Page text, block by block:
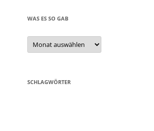
WAS ES SO GAB
Was
es
so
SCHLAGWÖRTER